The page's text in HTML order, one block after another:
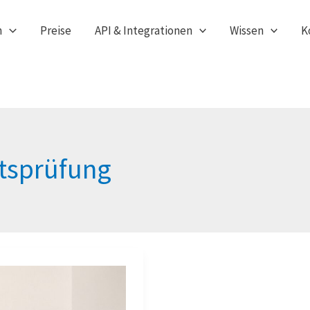
Preise API & Integrationen Wissen